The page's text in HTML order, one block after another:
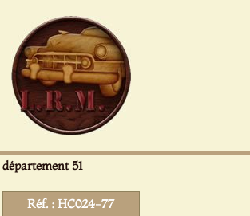
51
Réf. : HC024-77